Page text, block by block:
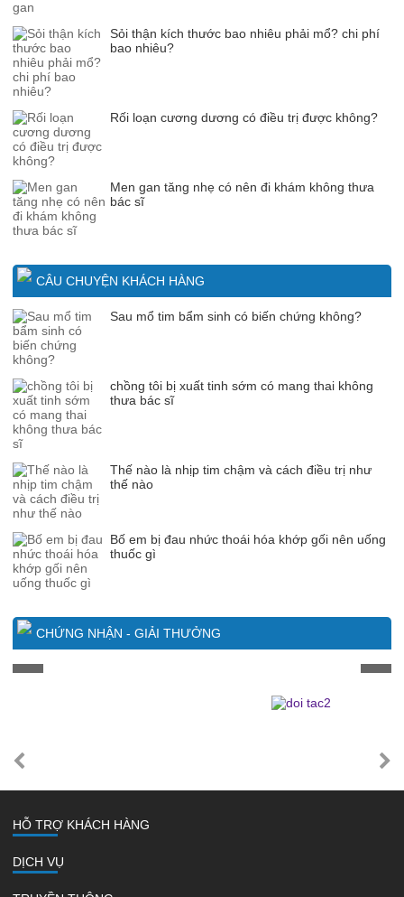
Sỏi thận kích thước bao nhiêu phải mổ? chi phí
bao nhiêu?
Rối loạn cương dương có điều trị được không?
Men gan tăng nhẹ có nên đi khám không thưa
bác sĩ
CÂU CHUYỆN KHÁCH HÀNG
Sau mổ tim bẩm sinh có biến chứng không?
chồng tôi bị xuất tinh sớm có mang thai không
thưa bác sĩ
Thế nào là nhịp tim chậm và cách điều trị như
thế nào
Bố em bị đau nhức thoái hóa khớp gối nên uống
thuốc gì
CHỨNG NHẬN - GIẢI THƯỞNG
HỖ TRỢ KHÁCH HÀNG
DỊCH VỤ